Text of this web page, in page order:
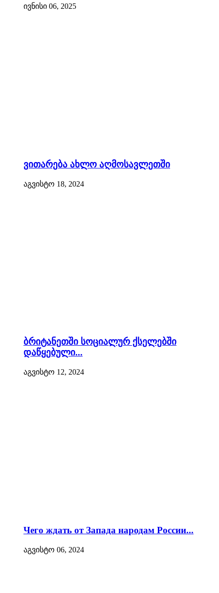
ივნისი 06, 2025
ვითარება ახლო აღმოსავლეთში
აგვისტო 18, 2024
ბრიტანეთში სოციალურ ქსელებში
დაწყებული...
აგვისტო 12, 2024
Чего ждать от Запада народам России...
აგვისტო 06, 2024